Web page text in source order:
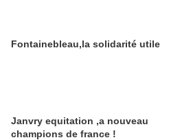
Fontainebleau,la solidarité utile
Janvry equitation ,a nouveau
champions de france !